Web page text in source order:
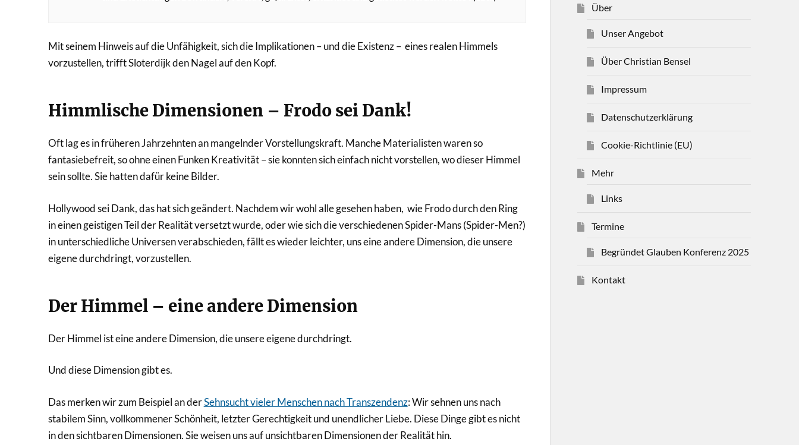
Mit seinem Hinweis auf die Unfähigkeit, sich die Implikationen – und die Existenz – eines realen Himmels
vorzustellen, trifft Sloterdijk den Nagel auf den Kopf.
Himmlische Dimensionen – Frodo sei Dank!
Oft lag es in früheren Jahrzehnten an mangelnder Vorstellungskraft. Manche Materialisten waren so
fantasiebefreit, so ohne einen Funken Kreativität – sie konnten sich einfach nicht vorstellen, wo dieser Himmel
sein sollte. Sie hatten dafür keine Bilder.
Hollywood sei Dank, das hat sich geändert. Nachdem wir wohl alle gesehen haben, wie Frodo durch den Ring
in einen geistigen Teil der Realität versetzt wurde, oder wie sich die verschiedenen Spider-Mans (Spider-Men?)
in unterschiedliche Universen verabschieden, fällt es wieder leichter, uns eine andere Dimension, die unsere
eigene durchdringt, vorzustellen.
Der Himmel – eine andere Dimension
Der Himmel ist eine andere Dimension, die unsere eigene durchdringt.
Und diese Dimension gibt es.
Das merken wir zum Beispiel an derSehnsucht vieler Menschen nach Transzendenz: Wir sehnen uns nach
stabilem Sinn, vollkommener Schönheit, letzter Gerechtigkeit und unendlicher Liebe. Diese Dinge gibt es nicht
in den sichtbaren Dimensionen. Sie weisen uns auf unsichtbaren Dimensionen der Realität hin.
Über
Unser Angebot
Über Christian Bensel
Impressum
Datenschutzerklärung
Cookie-Richtlinie (EU)
Mehr
Links
Termine
Begründet Glauben Konferenz 2025
Kontakt